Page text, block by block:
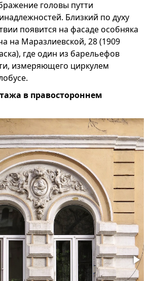
головы путти
Близкий по духу
появится на фасаде особняка
на Маразлиевской, 28 (1909
где один из барельефов
измеряющего циркулем
в правостороннем